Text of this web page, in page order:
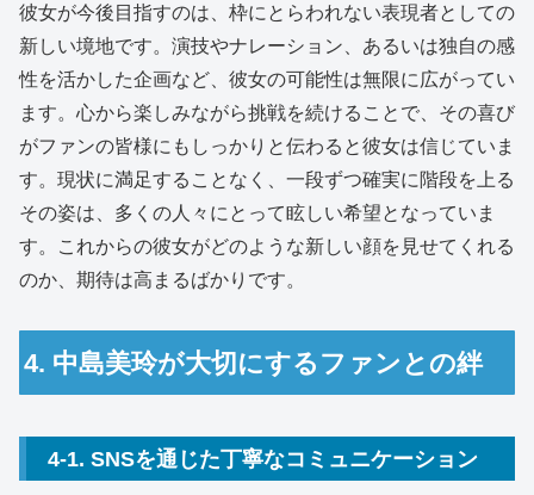
彼女が今後目指すのは、枠にとらわれない表現者としての
新しい境地です。演技やナレーション、あるいは独自の感
性を活かした企画など、彼女の可能性は無限に広がってい
ます。心から楽しみながら挑戦を続けることで、その喜び
がファンの皆様にもしっかりと伝わると彼女は信じていま
す。現状に満足することなく、一段ずつ確実に階段を上る
その姿は、多くの人々にとって眩しい希望となっていま
す。これからの彼女がどのような新しい顔を見せてくれる
のか、期待は高まるばかりです。
4. 中島美玲が大切にするファンとの絆
4-1. SNSを通じた丁寧なコミュニケーション